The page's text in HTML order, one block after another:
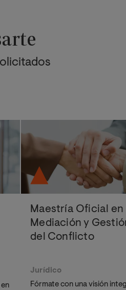
Maestría Oficial en
Mediación y
del Conflicto
Jurídico
Fórmate con una visión